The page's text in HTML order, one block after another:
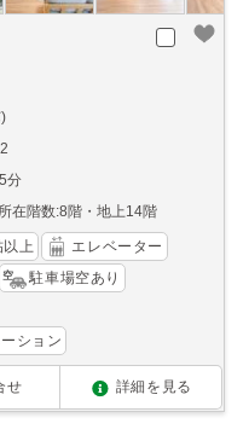
分
所在階数:8階・地上14階
上
エレベーター
駐車場空あり
ション
せ 詳細を見る